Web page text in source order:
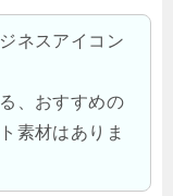
ネスアイコン
、おすすめの
素材はありま